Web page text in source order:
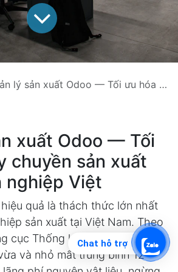
sản xuất Odoo — Tối ưu hóa dây chuyền sản xuất cho doanh nghiệp Việt
xuất Odoo — Tối
chuyền sản xuất
nghiệp Việt
quả là thách thức lớn nhất
sản xuất tại Việt Nam. Theo
cục Thống kê, 58% doanh
và nhỏ mất trung bình 12-
Chat hỗ trợ